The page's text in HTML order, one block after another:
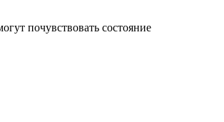
почувствовать состояние